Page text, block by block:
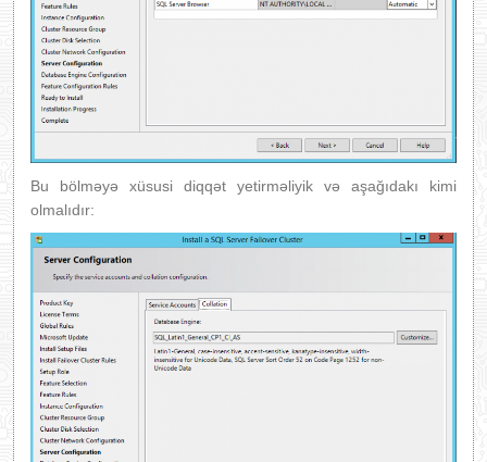
Bu bölməyə xüsusi diqqət yetirməliyik və aşağıdakı kimi
olmalıdır: